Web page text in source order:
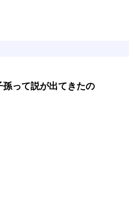
って説が出てきたの